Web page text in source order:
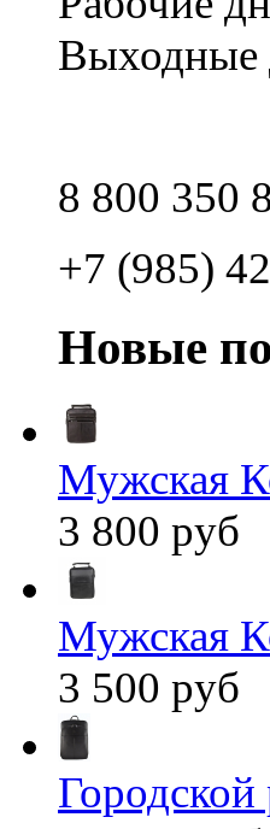
Выходные
8 800 350
+7 (985)
Новые
Мужская
3 800 руб
Мужская
3 500 руб